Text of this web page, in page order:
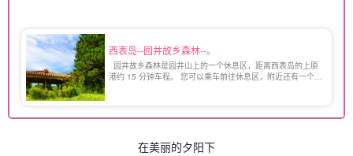
西表岛--园井故乡森林--。
园井故乡森林是园井山上的一个休息区，距离西表岛的上原
港约 15 分钟车程。 您可以乘车前往休息区，附近还有一个小
在美丽的夕阳下